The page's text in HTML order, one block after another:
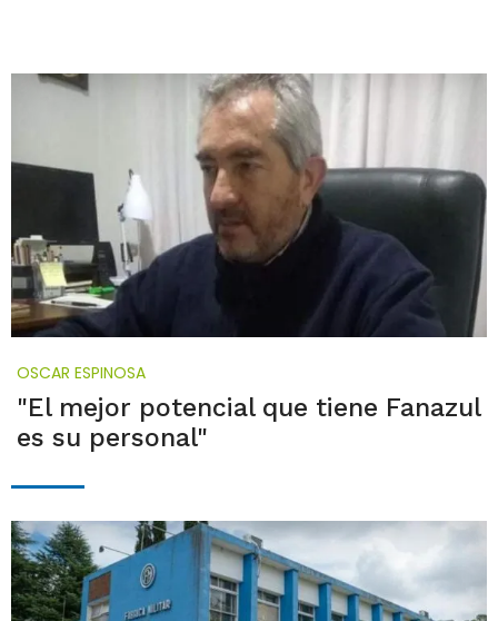
OSCAR ESPINOSA
"El mejor potencial que tiene Fanazul
es su personal"